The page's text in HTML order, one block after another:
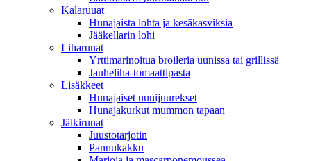
Kalaruuat
Hunajaista lohta ja kesäkasviksia
Jääkellarin lohi
Liharuuat
Yrttimarinoitua broileria uunissa tai grillissä
Jauheliha-tomaattipasta
Lisäkkeet
Hunajaiset uunijuurekset
Hunajakurkut mummon tapaan
Jälkiruuat
Juustotarjotin
Pannukakku